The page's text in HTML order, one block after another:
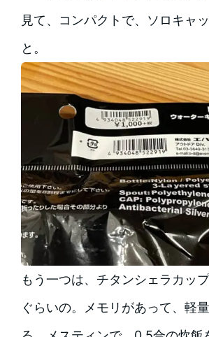
見て、コンパクトで、ソロキャ
と。
もう一つは、チタンシェラカッ
ぐらいの。メモリがあって、軽